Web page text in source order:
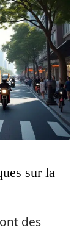
sur la
des